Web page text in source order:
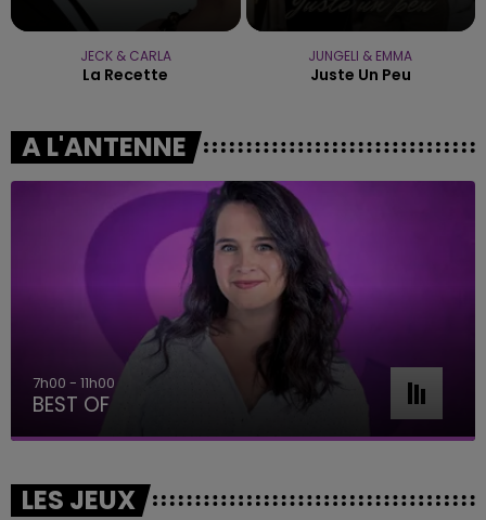
JECK & CARLA
La Recette
JUNGELI & EMMA
Juste Un Peu
A L'ANTENNE
7h00 - 11h00
BEST OF
LES JEUX